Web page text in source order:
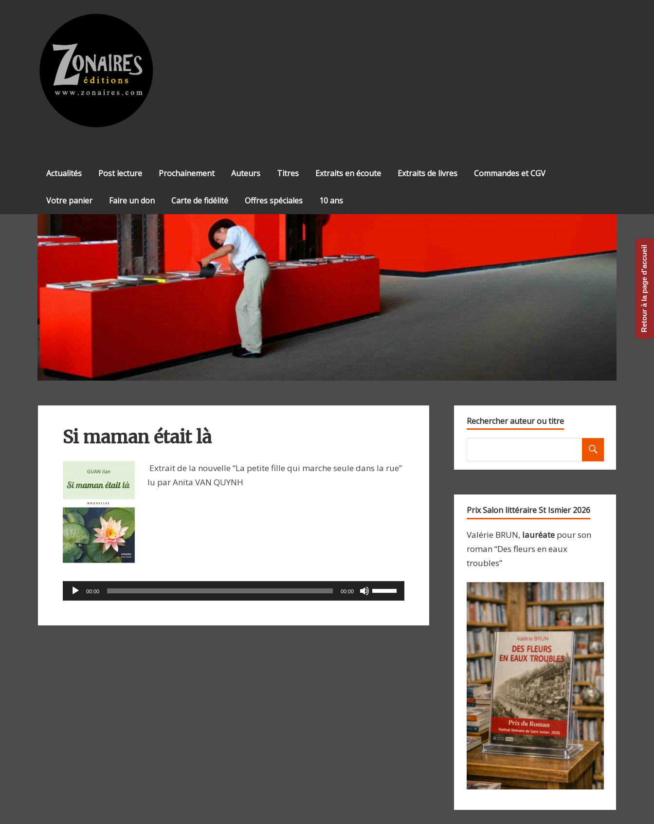
Actualités Post lecture Prochainement Auteurs Titres Extraits en écoute Extraits de livres Commandes et CGV
Votre panier Faire un don Carte de fidélité Offres spéciales 10 ans
Si maman était là
Extrait de la nouvelle “La petite fille qui marche seule dans la rue”
lu par Anita VAN QUYNH
Lecteur
audio
00:00 00:00
Utilisez
les
Rechercher auteur ou titre
Prix Salon littéraire St Ismier 2026
Valérie BRUN, lauréatepour son
roman “Des fleurs en eaux
troubles”
Retour à la page d'accueil